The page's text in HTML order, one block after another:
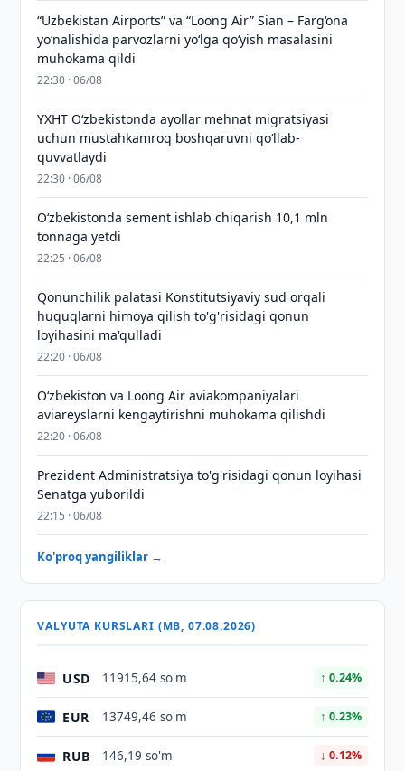
“Uzbekistan Airports” va “Loong Air” Sian – Farg‘ona
yo‘nalishida parvozlarni yo‘lga qo‘yish masalasini
muhokama qildi
22:30 · 06/08
YXHT O‘zbekistonda ayollar mehnat migratsiyasi
uchun mustahkamroq boshqaruvni qo‘llab-
quvvatlaydi
22:30 · 06/08
O‘zbekistonda sement ishlab chiqarish 10,1 mln
tonnaga yetdi
22:25 · 06/08
Qonunchilik palatasi Konstitutsiyaviy sud orqali
huquqlarni himoya qilish to'g'risidagi qonun
loyihasini ma'qulladi
22:20 · 06/08
Oʻzbekiston va Loong Air aviakompaniyalari
aviareyslarni kengaytirishni muhokama qilishdi
22:20 · 06/08
Prezident Administratsiya to'g'risidagi qonun loyihasi
Senatga yuborildi
22:15 · 06/08
Ko'proq yangiliklar →
VALYUTA KURSLARI (MB, 07.08.2026)
USD 11915,64 so'm ↑ 0.24%
EUR 13749,46 so'm ↑ 0.23%
RUB 146,19 so'm ↓ 0.12%